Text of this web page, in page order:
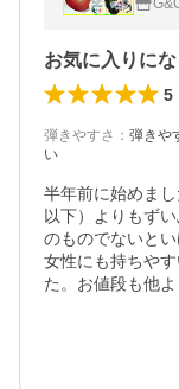
お気に入りに
5
弾きやすさ ： 弾きや
い
半年前に始めま
以下）よりもず
のものでないと
女性にも持ちや
た。お値段も他